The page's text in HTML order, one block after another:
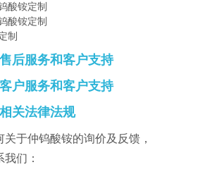
酸铵定制
酸铵定制
制
后服务和客户支持
户服务和客户支持
关法律法规
关于仲钨酸铵的询价及反馈，
们：